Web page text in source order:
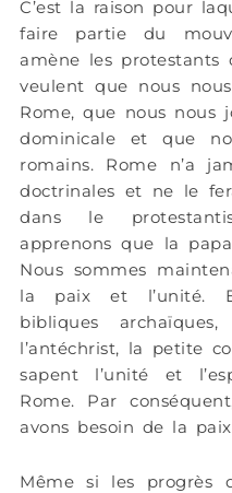
C’est la raison pour
faire partie du
amène les protestants
veulent que nous
Rome, que nous nous
dominicale et que
romains. Rome n’a
doctrinales et ne le
dans le
apprenons que la
Nous sommes
la paix et l’unité.
bibliques
l’antéchrist, la petite
sapent l’unité et
Rome. Par
avons besoin de la
Même si les progrès